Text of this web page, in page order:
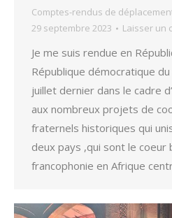
Comptes-rendus de
29 septembre 2023
Laisser un
Je me suis rendue en
République démocratique
juillet dernier dans le cadre
aux nombreux projets de
fraternels historiques qui
deux pays ,qui sont le coeur
francophonie en Afrique